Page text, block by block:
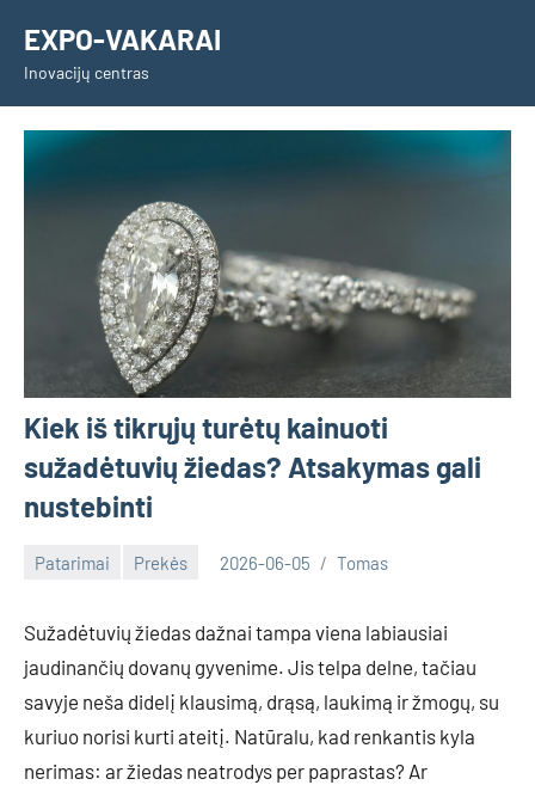
content
EXPO-VAKARAI
Inovacijų centras
Kiek iš tikrųjų turėtų kainuoti
sužadėtuvių žiedas? Atsakymas gali
nustebinti
Patarimai Prekės 2026-06-05 Tomas
Sužadėtuvių žiedas dažnai tampa viena labiausiai
jaudinančių dovanų gyvenime. Jis telpa delne, tačiau
savyje neša didelį klausimą, drąsą, laukimą ir žmogų, su
kuriuo norisi kurti ateitį. Natūralu, kad renkantis kyla
nerimas: ar žiedas neatrodys per paprastas? Ar